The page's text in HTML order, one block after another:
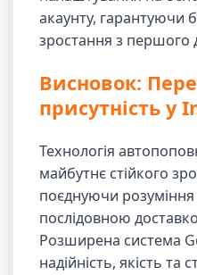
акаунту, гарантуючи
зростання з першого
Висновок:
присутність у
Технологія
майбутнє стійкого
поєднуючи
послідовною
Розширена система
надійність, якість та